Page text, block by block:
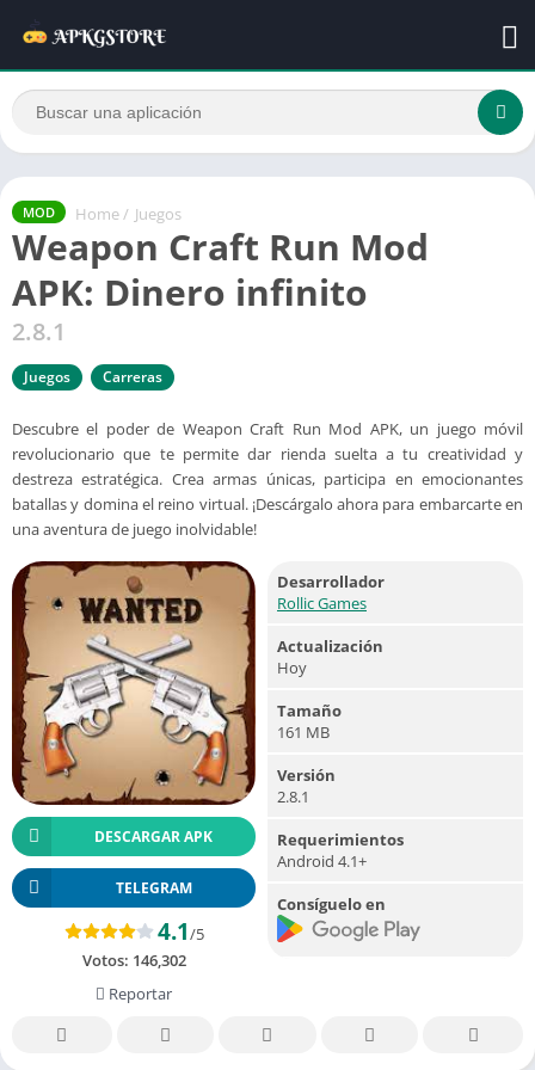
MOD Home / Juegos
Weapon Craft Run Mod
APK: Dinero infinito
2.8.1
Juegos Carreras
Descubre el poder de Weapon Craft Run Mod APK, un juego móvil
revolucionario que te permite dar rienda suelta a tu creatividad y
destreza estratégica. Crea armas únicas, participa en emocionantes
batallas y domina el reino virtual. ¡Descárgalo ahora para embarcarte en
una aventura de juego inolvidable!
DESCARGAR APK
TELEGRAM
4.1/5
Votos: 146,302
Reportar
Desarrollador
Rollic Games
Actualización
Hoy
Tamaño
161 MB
Versión
2.8.1
Requerimientos
Android 4.1+
Consíguelo en